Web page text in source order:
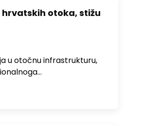
otoka, stižu
u otočnu infrastrukturu,